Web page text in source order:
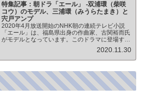
特集記事：朝ドラ「エール」 -双浦環（柴咲
コウ）のモデル、三浦環（みうらたまき）と
宍戸アンプ
2020年4月放送開始のNHK朝の連続テレビ小説
「エール」は、福島県出身の作曲家、古関裕而氏
がモデルとなっています。このドラマに登場する
戦前の声楽家、三浦環さんと、本サイトにも登場
する宍戸公一氏のアンプ（著書「送信管によるシ
ングルアンプ製作…
2020.11.30